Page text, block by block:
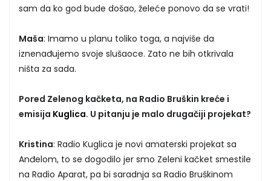
sam da ko god bude došao, želeće ponovo da se vrati!
Maša: Imamo u planu toliko toga, a najviše da
iznenađujemo svoje slušaoce. Zato ne bih otkrivala
ništa za sada.
Pored Zelenog kačketa, na Radio Bruškin kreće i
emisija Kuglica. U pitanju je malo drugačiji projekat?
Kristina: Radio Kuglica je novi amaterski projekat sa
Anđelom, to se dogodilo jer smo Zeleni kačket smestile
na Radio Aparat, pa bi saradnja sa Radio Bruškinom